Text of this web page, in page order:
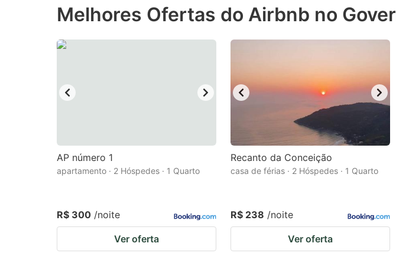
the
shortcuts
for
dates.
the
to
keyboard
shortcuts
for
dates.
Melhores Ofertas do Airbnb no
AP número 1
apartamento · 2 Hóspedes · 1 Quarto
R$ 300 /noite
Ver oferta
Recanto da Conceição
casa de férias · 2 Hóspedes · 1 Quarto
R$ 238 /noite
Ver oferta